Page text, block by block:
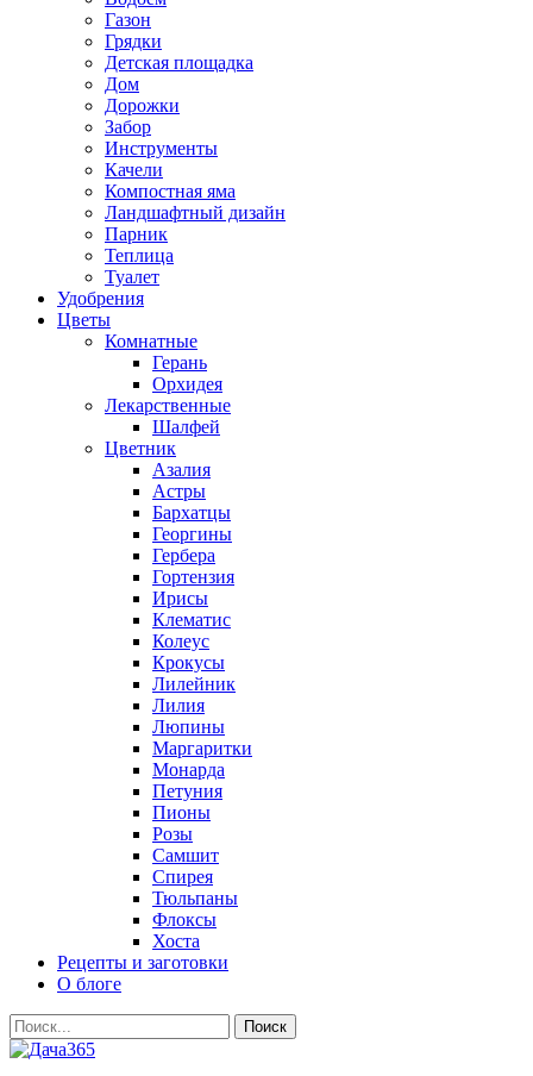
Газон
Грядки
Детская площадка
Дом
Дорожки
Забор
Инструменты
Качели
Компостная яма
Ландшафтный дизайн
Парник
Теплица
Туалет
Удобрения
Цветы
Комнатные
Герань
Орхидея
Лекарственные
Шалфей
Цветник
Азалия
Астры
Бархатцы
Георгины
Гербера
Гортензия
Ирисы
Клематис
Колеус
Крокусы
Лилейник
Лилия
Люпины
Маргаритки
Монарда
Петуния
Пионы
Розы
Самшит
Спирея
Тюльпаны
Флоксы
Хоста
Рецепты и заготовки
О блоге